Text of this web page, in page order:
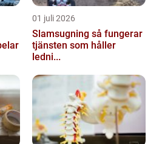
01 juli 2026
Slamsugning så fungerar
tjänsten som håller
ledni...